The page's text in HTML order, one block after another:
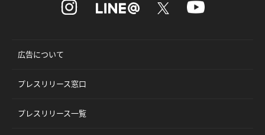
広告について
プレスリリース窓口
プレスリリース一覧